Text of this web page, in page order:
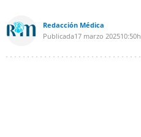
Redacción Médica
Publicada17 marzo 202510:50h